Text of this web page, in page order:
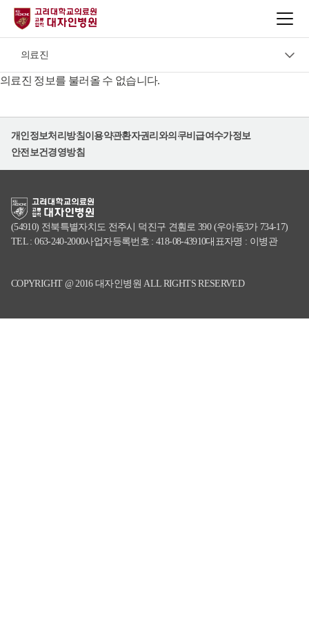
진료과·의료진
의료진
건강검진
의료진
의료진 정보를 불러올 수 없습니다.
개인정보처리방침 이용약관환자권리와의무비급여수가정보
안전보건경영방침
(54910) 전북특별자치도 전주시 덕진구 견훤로 390 (우아동3가 734-17)
TEL : 063-240-2000사업자등록번호 : 418-08-43910대표자명 : 이병관
COPYRIGHT @ 2016 대자인병원 ALL RIGHTS RESERVED